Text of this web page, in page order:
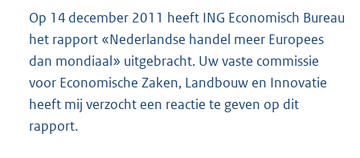
Op 14 december 2011 heeft ING Economisch Bureau
het rapport «Nederlandse handel meer Europees
dan mondiaal» uitgebracht. Uw vaste commissie
voor Economische Zaken, Landbouw en Innovatie
heeft mij verzocht een reactie te geven op dit
rapport.